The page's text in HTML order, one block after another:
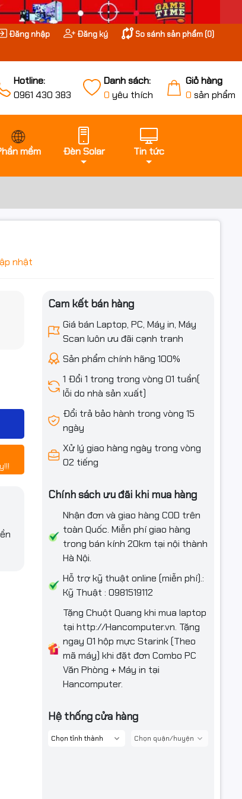
Đăng nhập Đăng ký So sánh sản phẩm (0)
Hotline:
0961 430 383
Danh sách:
0 yêu thích
Giỏ hàng
0 sản phẩm
mềm Đèn Solar Tin tức
nhật
Cam kết bán hàng
Giá bán Laptop, PC, Máy in, Máy
Scan luôn ưu đãi cạnh tranh
Sản phẩm chính hãng 100%
1 Đổi 1 trong trong vòng 01 tuần(
lỗi do nhà sản xuất)
Đổi trả bảo hành trong vòng 15
ngày
Xử lý giao hàng ngày trong vòng
02 tiếng
Chính sách ưu đãi khi mua hàng
Nhận đơn và giao hàng COD trên
toàn Quốc. Miễn phí giao hàng
trong bán kính 20km tại nội thành
Hà Nội.
Hỗ trợ kỹ thuật online (miễn phí).:
Kỹ Thuật : 0981519112
Tặng Chuột Quang khi mua laptop
tại http://Hancomputer.vn. Tặng
ngay 01 hộp mực Starink (Theo
mã máy) khi đặt đơn Combo PC
Văn Phòng + Máy in tại
Hancomputer.
Hệ thống cửa hàng
đãi